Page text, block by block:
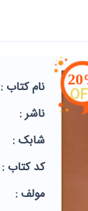
نام کتاب :
ناشر :
شابک :
کد کتاب :
مولف :